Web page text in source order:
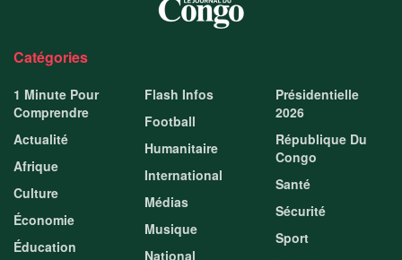
Catégories
1 Minute Pour
Comprendre
Actualité
Afrique
Culture
Économie
Éducation
Flash Infos
Football
Humanitaire
International
Médias
Musique
National
Présidentielle
2026
République Du
Congo
Santé
Sécurité
Sport